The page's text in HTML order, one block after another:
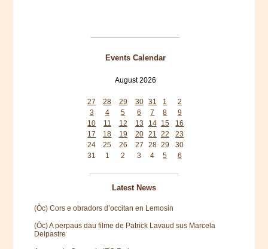
Events Calendar
August 2026
27
28 29 30 31 1
2
3
4 5 6 7 8
9
10
11 12 13 14 15
16
17
18 19 20 21 22
23
24
25 26 27 28 29
30
31
1 2 3 4 5 6
Latest News
(Òc) Cors e obradors d’occitan en Lemosin
(Òc) A perpaus dau filme de Patrick Lavaud sus Marcela
Delpastre